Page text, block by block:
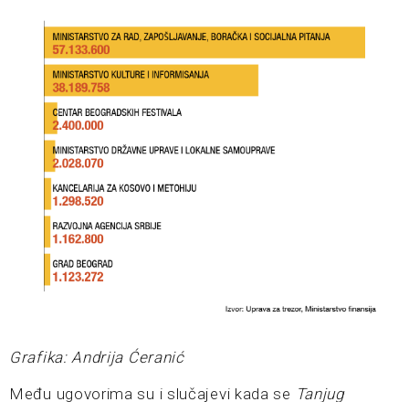
Grafika: Andrija Ćeranić
Među ugovorima su i slučajevi kada se Tanjug